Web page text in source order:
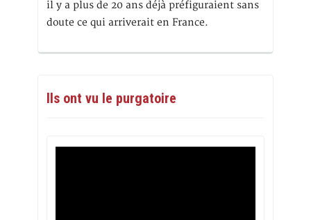
il y a plus de 20 ans déjà préfiguraient sans
doute ce qui arriverait en France.
Ils ont vu le purgatoire